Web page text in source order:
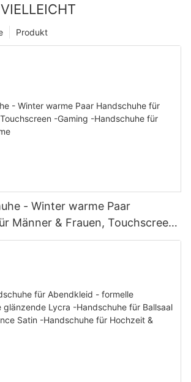
Produkt
- Winter warme Paar
Männer & Frauen, Touchscreen
für mobile Spiele Wärme